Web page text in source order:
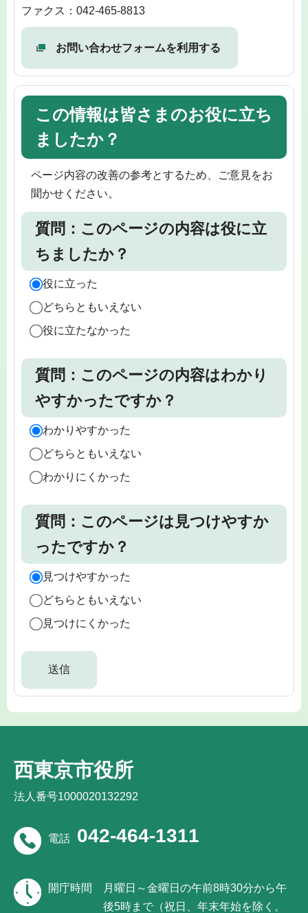
ファクス：042-465-8813
お問い合わせフォームを利用する
この情報は皆さまのお役に立ち
ましたか？
ページ内容の改善の参考とするため、ご意見をお
聞かせください。
質問：このページの内容は役に立
ちましたか？
役に立った
どちらともいえない
役に立たなかった
質問：このページの内容はわかり
やすかったですか？
わかりやすかった
どちらともいえない
わかりにくかった
質問：このページは見つけやすか
ったですか？
見つけやすかった
どちらともいえない
見つけにくかった
西東京市役所
法人番号1000020132292
電話 042-464-1311
開庁時間
月曜日～金曜日の午前8時30分から午
後5時まで（祝日、年末年始を除く。